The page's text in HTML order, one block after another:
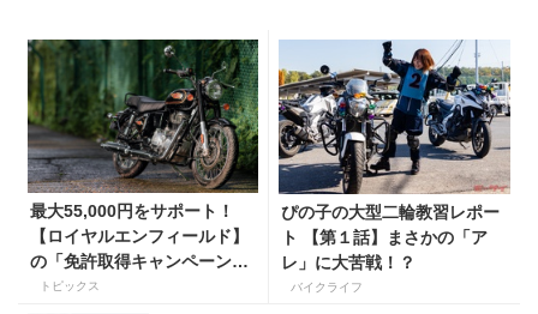
最大55,000円をサポート！
【ロイヤルエンフィールド】
の「免許取得キャンペーン」
が展開中！
トピックス
ぴの子の大型二輪教習レポー
ト 【第１話】まさかの「ア
レ」に大苦戦！？
バイクライフ